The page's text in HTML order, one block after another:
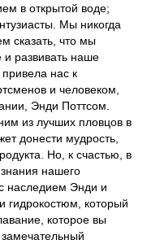
в открытой воде;
Мы никогда
сказать, что мы
и развивать наше
нас к
и человеком,
Энди Поттсом.
из лучших пловцов в
донести мудрость,
Но, к счастью, в
нашего
наследием Энди и
гидрокостюм, который
которое вы